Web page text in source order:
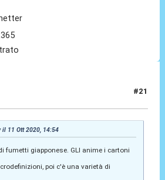
#21
il 11 Ott 2020, 14:54
fumetti giapponese. GLI anime i cartoni
poi c'è una varietà di